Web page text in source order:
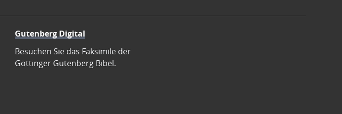
Gutenberg Digital
Besuchen Sie das Faksimile der
Göttinger Gutenberg Bibel.